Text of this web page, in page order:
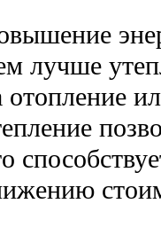
лучше
отопление